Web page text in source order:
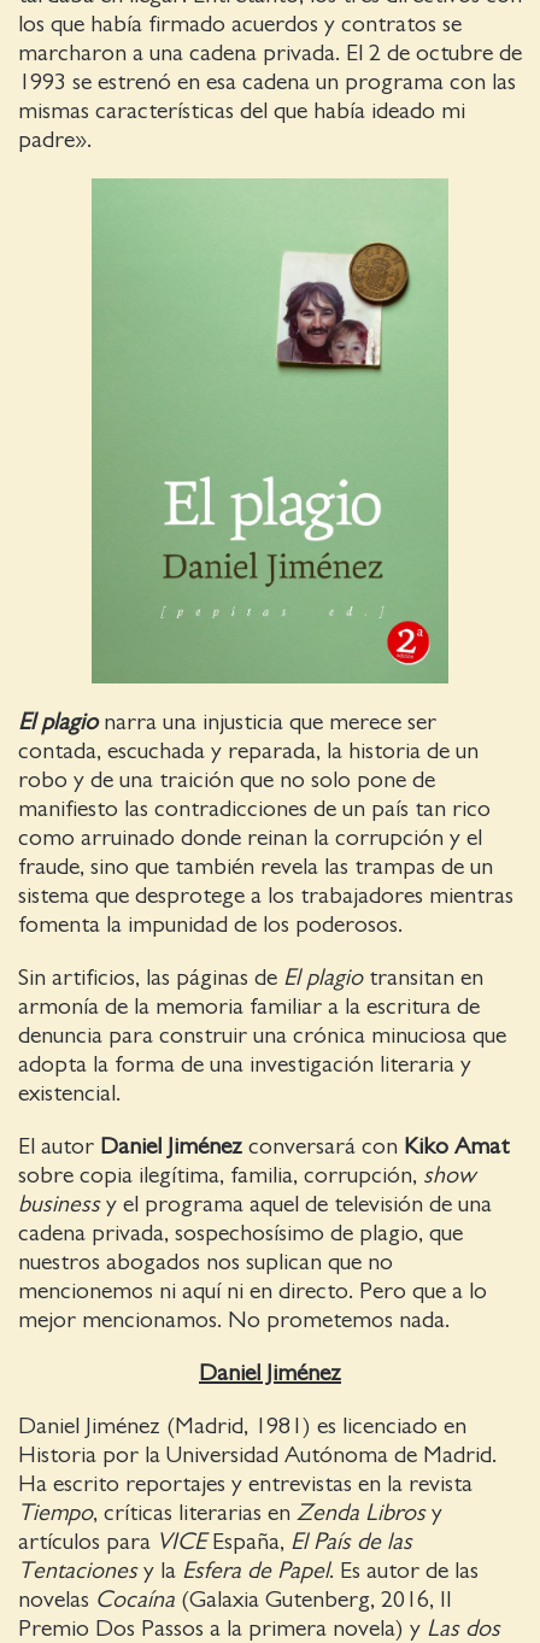
los que había firmado acuerdos y contratos se
marcharon a una cadena privada. El 2 de octubre de
1993 se estrenó en esa cadena un programa con las
mismas características del que había ideado mi
padre».
El plagionarra una injusticia que merece ser
contada, escuchada y reparada, la historia de un
robo y de una traición que no solo pone de
manifiesto las contradicciones de un país tan rico
como arruinado donde reinan la corrupción y el
fraude, sino que también revela las trampas de un
sistema que desprotege a los trabajadores mientras
fomenta la impunidad de los poderosos.
Sin artificios, las páginas de El plagiotransitan en
armonía de la memoria familiar a la escritura de
denuncia para construir una crónica minuciosa que
adopta la forma de una investigación literaria y
existencial.
El autor Daniel Jiménez conversará con Kiko Amat
sobre copia ilegítima, familia, corrupción, show
businessy el programa aquel de televisión de una
cadena privada, sospechosísimo de plagio, que
nuestros abogados nos suplican que no
mencionemos ni aquí ni en directo. Pero que a lo
mejor mencionamos. No prometemos nada.
Daniel Jiménez
Daniel Jiménez (Madrid, 1981) es licenciado en
Historia por la Universidad Autónoma de Madrid.
Ha escrito reportajes y entrevistas en la revista
Tiempo, críticas literarias en Zenda Librosy
artículos para VICEEspaña, El País de las
Tentacionesy la Esfera de Papel. Es autor de las
novelas Cocaína (Galaxia Gutenberg, 2016, II
Premio Dos Passos a la primera novela) y Las dos